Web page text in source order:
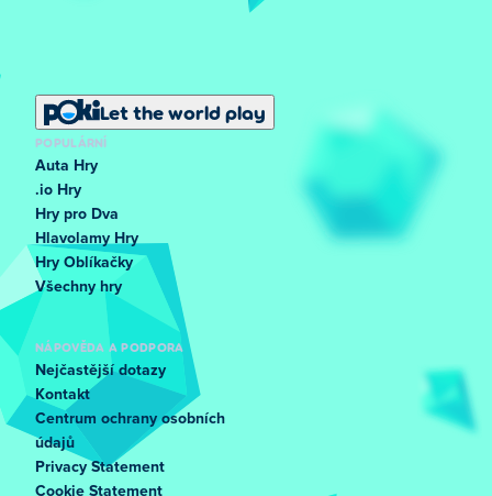
Let the world play
POPULÁRNÍ
Auta Hry
.io Hry
Hry pro Dva
Hlavolamy Hry
Hry Oblíkačky
Všechny hry
NÁPOVĚDA A PODPORA
Nejčastější dotazy
Kontakt
Centrum ochrany osobních
údajů
Privacy Statement
Cookie Statement